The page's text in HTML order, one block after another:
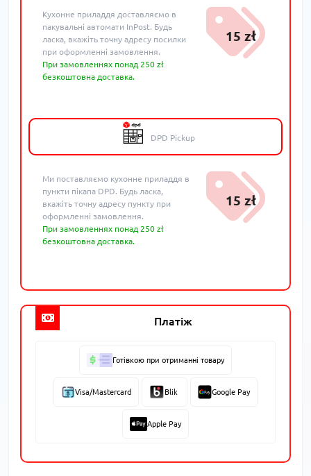
Кухонне приладдя доставляємо в
пакувальні автомати InPost. Будь
ласка, вкажіть точну адресу посилки
при оформленні замовлення.
При замовленнях понад 250 zł
безкоштовна доставка.
15 zł
DPD Pickup
Ми поставляємо кухонне приладдя в
пункти пікапа DPD. Будь ласка,
вкажіть точну адресу пункту при
оформленні замовлення.
При замовленнях понад 250 zł
безкоштовна доставка.
15 zł
Платіж
Готівкою при отриманні товару
Visa/Mastercard Blik Google Pay
Apple Pay